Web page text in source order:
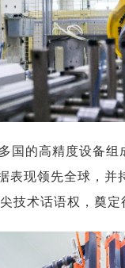
国的高精度设备
表现领先全球，
技术话语权，奠定